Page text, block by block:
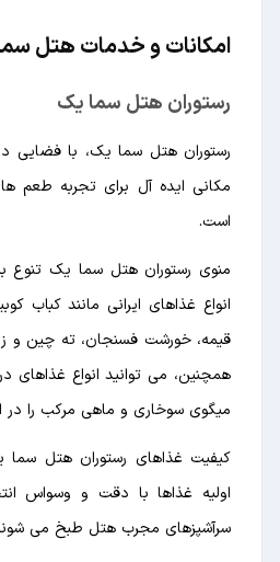
امکانات و خدمات هتل
رستوران هتل سما یک
رستوران هتل سما یک، با فضایی
مکانی ایده آل برای تجربه طعم
است.
منوی رستوران هتل سما یک تنوع
انواع غذاهای ایرانی مانند کباب
قیمه، خورشت فسنجان، ته چین و
همچنین، می توانید انواع غذاهای
میگوی سوخاری و ماهی مرکب را در
کیفیت غذاهای رستوران هتل سما
اولیه غذاها با دقت و وسواس
سرآشپزهای مجرب هتل طبخ می